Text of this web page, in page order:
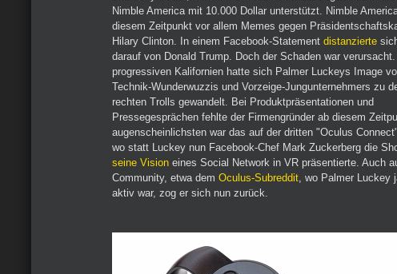
Nimble America mit 10.000 Dollar unterstützt. Nimble
diesem Zeitpunkt vor allem Memes gegen
Hilary Clinton. In einem Facebook-Statement distanzierte
darauf von Donald Trump. Doch der Schaden war
progressiven Kalifornien hatte sich Palmer Luckeys Image
Technik-Wunderwuzzis und Vorzeige-Jungunternehmers zu
rechten Trolls gewandelt. Bei Produktpräsentationen und
Pressegesprächen fehlte der Firmengründer ab diesem
augenscheinlichsten war das auf der dritten "Oculus
wo statt Luckey nun Facebook-Chef Mark Zuckerberg die
seine Vision eines Social Network in VR präsentierte. Auch
Community, etwa dem Oculus-Subreddit, wo Palmer Luckey
aktiv war, zog er sich nun zurück.